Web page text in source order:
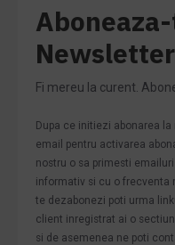
Newsletter
Fi mereu la curent.
Dupa ce initiezi abonarea
email pentru activarea
nostru o sa primesti
informativ si cu o frecventa
te dezabonezi poti urma
client inregistrat ai o
si de asemenea ne poti